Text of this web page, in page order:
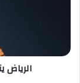
الرياض